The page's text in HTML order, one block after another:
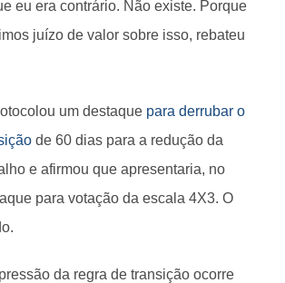
eu era contrário. Não existe. Porque
juízo de valor sobre isso, rebateu
um destaque para derrubar o
de 60 dias para a redução da
e afirmou que apresentaria, no
para votação da escala 4X3. O
da regra de transição ocorre